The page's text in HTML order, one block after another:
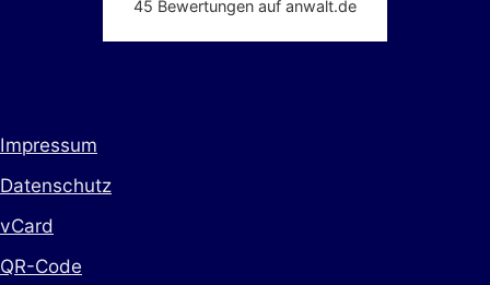
45 Bewertungen auf anwalt.de
Impressum
Datenschutz
vCard
QR-Code